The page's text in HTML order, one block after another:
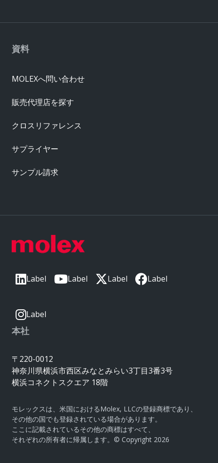
Label Label Label Label
Label
本社
〒220-0012
神奈川県横浜市西区みなとみらい3丁目3番3号
横浜コネクトスクエア 18階
モレックスは、米国におけるMolex, LLCの登録商標であり、
その他の国でも登録されている場合があります。
ここに記載されているその他の商標はすべて、
それぞれの所有者に帰属します。© Copyright 2026
資料
MOLEXへ問い合わせ
販売代理店を探す
クロスリファレンス
サプライヤー
サンプル請求